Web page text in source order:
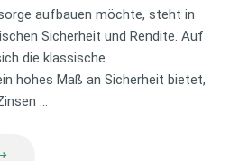
aufbauen möchte, steht in
Sicherheit und Rendite. Auf
die klassische
hohes Maß an Sicherheit bietet,
…